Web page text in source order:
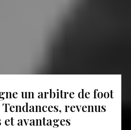
un arbitre de foot
revenus
et avantages